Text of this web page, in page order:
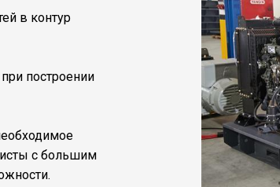
в контур
построении
с большим